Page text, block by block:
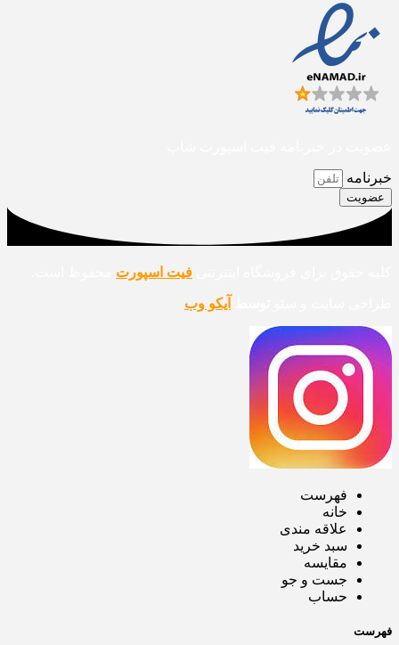
خبرنامه
عضویت
فیت اسپورت
آیکو وب
فهرست
خانه
علاقه مندی
سبد خرید
مقایسه
جست و جو
حساب
فهرست